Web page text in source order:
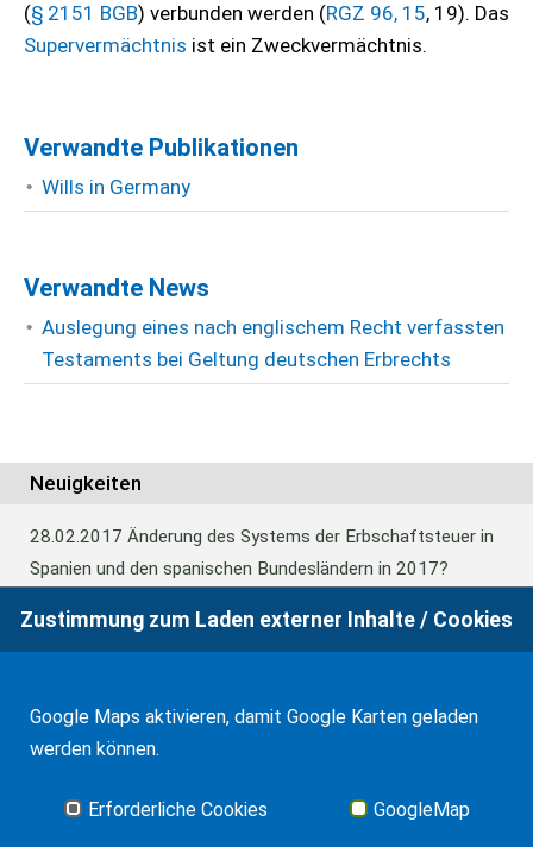
(§ 2151 BGB) verbunden werden (RGZ 96, 15, 19). Das
Supervermächtnis ist ein Zweckvermächtnis.
Verwandte Publikationen
Wills in Germany
Verwandte News
Auslegung eines nach englischem Recht verfassten
Testaments bei Geltung deutschen Erbrechts
Neuigkeiten
28.02.2017 Änderung des Systems der Erbschaftsteuer in
Spanien und den spanischen Bundesländern in 2017?
24.06.2016Europäisches Güterrecht verabschiedet
01.01.2016
Erbschaftsteuer und Schenkungssteuer der
Zustimmung zum Laden externer Inhalte / Cookies
Google Maps aktivieren, damit Google Karten geladen
werden können.
Erforderliche Cookies GoogleMap